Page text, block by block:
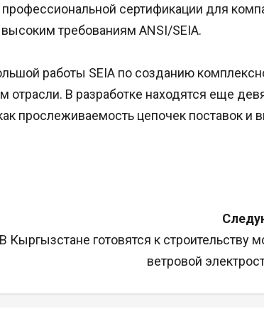
сертификации для
требованиям ANSI/SEIA.
работы SEIA по созданию
отрасли. В разработке находятся еще
прослеживаемость цепочек поставок и
В Кыргызстане готовятся к строительству
ветровой